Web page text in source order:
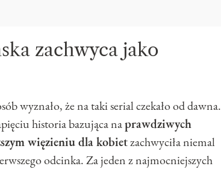
zachwyca jako
wyznało, że na taki serial czekało od dawna.
historia bazująca naprawdziwych
więzieniu dla kobietzachwyciła niemal
odcinka. Za jeden z najmocniejszych